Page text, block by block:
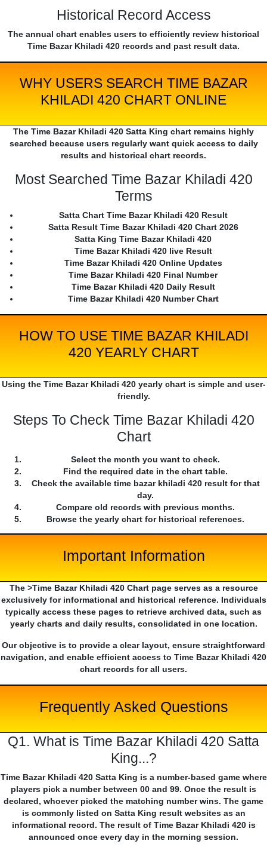
Historical Record Access
The annual chart enables users to efficiently review historical
Time Bazar Khiladi 420 records and past result data.
WHY USERS SEARCH TIME BAZAR
KHILADI 420 CHART ONLINE
The Time Bazar Khiladi 420 Satta King chart remains highly
searched because users regularly want quick access to daily
results and historical chart records.
Most Searched Time Bazar Khiladi 420
Terms
Satta Chart Time Bazar Khiladi 420 Result
Satta Result Time Bazar Khiladi 420 Chart 2026
Satta King Time Bazar Khiladi 420
Time Bazar Khiladi 420 live Result
Time Bazar Khiladi 420 Online Updates
Time Bazar Khiladi 420 Final Number
Time Bazar Khiladi 420 Daily Result
Time Bazar Khiladi 420 Number Chart
HOW TO USE TIME BAZAR KHILADI
420 YEARLY CHART
Using the Time Bazar Khiladi 420 yearly chart is simple and user-
friendly.
Steps To Check Time Bazar Khiladi 420
Chart
Select the month you want to check.
Find the required date in the chart table.
Check the available time bazar khiladi 420 result for that
day.
Compare old records with previous months.
Browse the yearly chart for historical references.
Important Information
The >Time Bazar Khiladi 420 Chart page serves as a resource
exclusively for informational and historical reference. Individuals
typically access these pages to retrieve archived data, such as
yearly charts and daily results, consolidated in one location.
Our objective is to provide a clear layout, ensure straightforward
navigation, and enable efficient access to Time Bazar Khiladi 420
chart records for all users.
Frequently Asked Questions
Q1. What is Time Bazar Khiladi 420 Satta
King...?
Time Bazar Khiladi 420 Satta King is a number-based game where
players pick a number between 00 and 99. Once the result is
declared, whoever picked the matching number wins. The game
is commonly listed on Satta King result websites as an
informational record. The result of Time Bazar Khiladi 420 is
announced once every day in the morning session.